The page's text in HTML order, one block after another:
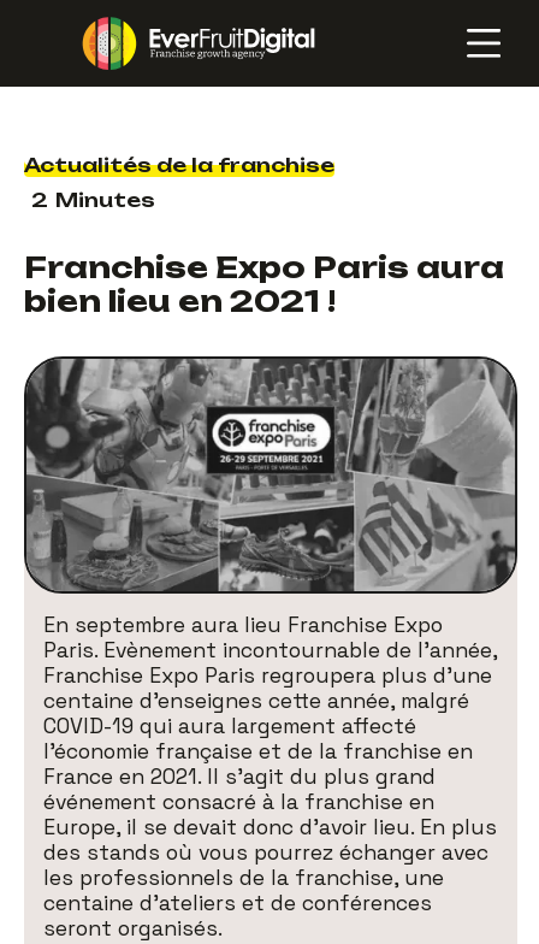
Actualités de la franchise
2 Minutes
Franchise Expo Paris aura
bien lieu en 2021 !
En septembre aura lieu Franchise Expo
Paris. Evènement incontournable de l’année,
Franchise Expo Paris regroupera plus d’une
centaine d’enseignes cette année, malgré
COVID-19 qui aura largement affecté
l’économie française et de la franchise en
France en 2021. Il s’agit du plus grand
événement consacré à la franchise en
Europe, il se devait donc d’avoir lieu. En plus
des stands où vous pourrez échanger avec
les professionnels de la franchise, une
centaine d’ateliers et de conférences
seront organisés.